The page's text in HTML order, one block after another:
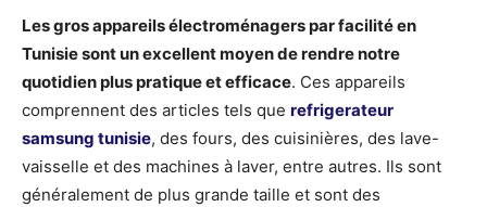
Les gros appareils électroménagers par facilité en
Tunisie sont un excellent moyen de rendre notre
quotidien plus pratique et efficace. Ces appareils
comprennent des articles tels que refrigerateur
samsung tunisie, des fours, des cuisinières, des lave-
vaisselle et des machines à laver, entre autres. Ils sont
généralement de plus grande taille et sont des